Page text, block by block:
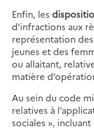
Enfin, les
d’infractions aux
représentation
jeunes et des
ou allaitant,
matière
Au sein du code
relatives à
sociales »,